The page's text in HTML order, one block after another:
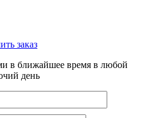
заказ
в ближайшее время в любой
день